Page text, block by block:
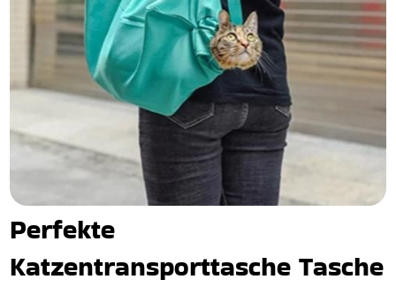
Perfekte
Katzentransporttasche Tasche